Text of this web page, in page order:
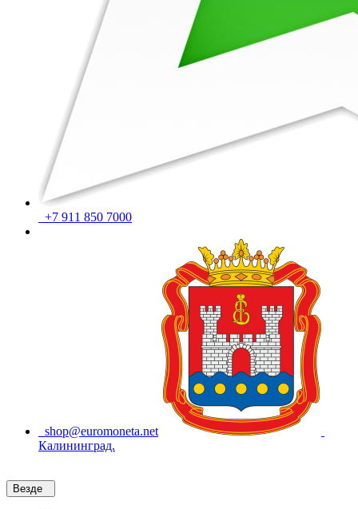
+7 911 850 7000
shop@euromoneta.net
Калининград.
Везде